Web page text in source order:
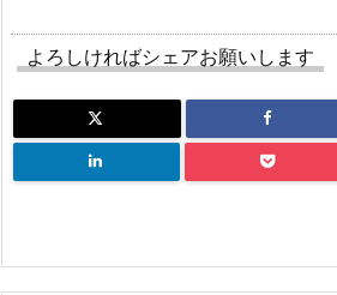
よろしければシェアお願いします